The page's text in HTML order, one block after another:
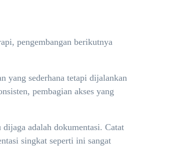
pengembangan berikutnya
yang sederhana tetapi dijalankan
pembagian akses yang
adalah dokumentasi. Catat
singkat seperti ini sangat